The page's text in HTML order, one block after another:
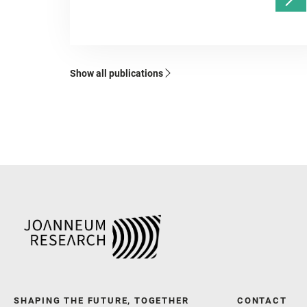
Show all publications
SHAPING THE FUTURE, TOGETHER
CONTACT